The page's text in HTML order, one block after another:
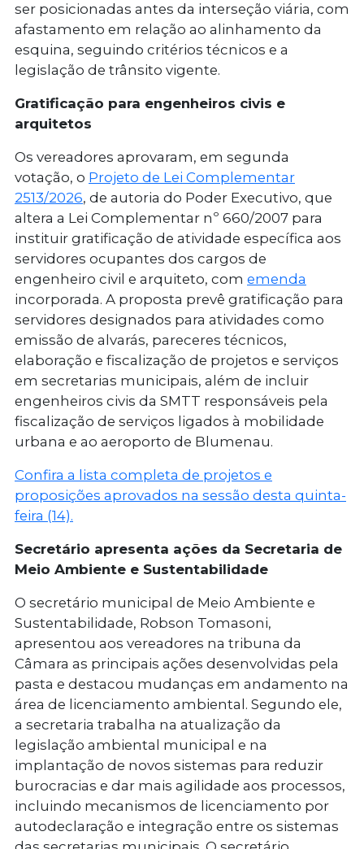
ser posicionadas antes da interseção viária, com
afastamento em relação ao alinhamento da
esquina, seguindo critérios técnicos e a
legislação de trânsito vigente.
Gratificação para engenheiros civis e
arquitetos
Os vereadores aprovaram, em segunda
votação, o Projeto de Lei Complementar
2513/2026, de autoria do Poder Executivo, que
altera a Lei Complementar nº 660/2007 para
instituir gratificação de atividade específica aos
servidores ocupantes dos cargos de
engenheiro civil e arquiteto, com emenda
incorporada. A proposta prevê gratificação para
servidores designados para atividades como
emissão de alvarás, pareceres técnicos,
elaboração e fiscalização de projetos e serviços
em secretarias municipais, além de incluir
engenheiros civis da SMTT responsáveis pela
fiscalização de serviços ligados à mobilidade
urbana e ao aeroporto de Blumenau.
Confira a lista completa de projetos e
proposições aprovados na sessão desta quinta-
feira (14).
Secretário apresenta ações da Secretaria de
Meio Ambiente e Sustentabilidade
O secretário municipal de Meio Ambiente e
Sustentabilidade, Robson Tomasoni,
apresentou aos vereadores na tribuna da
Câmara as principais ações desenvolvidas pela
pasta e destacou mudanças em andamento na
área de licenciamento ambiental. Segundo ele,
a secretaria trabalha na atualização da
legislação ambiental municipal e na
implantação de novos sistemas para reduzir
burocracias e dar mais agilidade aos processos,
incluindo mecanismos de licenciamento por
autodeclaração e integração entre os sistemas